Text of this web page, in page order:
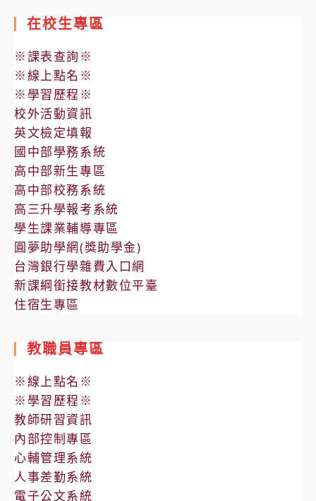
在校生專區
※課表查詢※
※線上點名※
※學習歷程※
校外活動資訊
英文檢定填報
國中部學務系統
高中部新生專區
高中部校務系統
高三升學報考系統
學生課業輔導專區
圓夢助學網(獎助學金)
台灣銀行學雜費入口網
新課綱銜接教材數位平臺
住宿生專區
教職員專區
※線上點名※
※學習歷程※
教師研習資訊
內部控制專區
心輔管理系統
人事差勤系統
電子公文系統